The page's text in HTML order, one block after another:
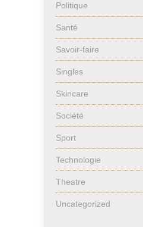
Politique
Santé
Savoir-faire
Singles
Skincare
Société
Sport
Technologie
Theatre
Uncategorized